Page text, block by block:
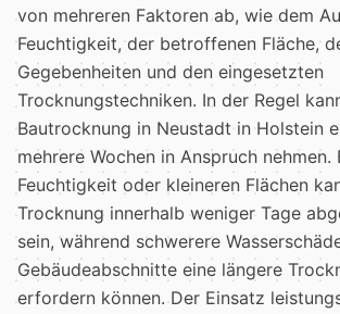
von mehreren Faktoren ab, wie dem
Feuchtigkeit, der betroffenen Fläche,
Gegebenheiten und den eingesetzten
Trocknungstechniken. In der Regel
Bautrocknung in Neustadt in Holstein
mehrere Wochen in Anspruch nehmen.
Feuchtigkeit oder kleineren Flächen
Trocknung innerhalb weniger Tage
sein, während schwerere
Gebäudeabschnitte eine längere
erfordern können. Der Einsatz